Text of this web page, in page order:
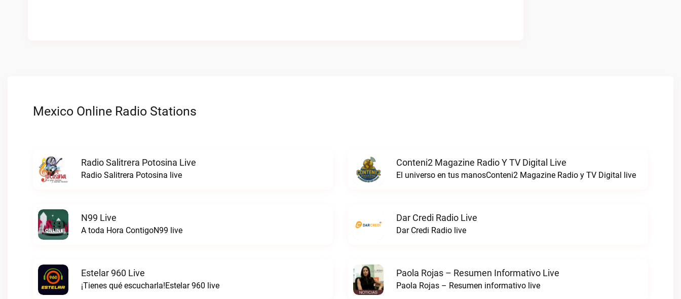
Mexico Online Radio Stations
Radio Salitrera Potosina Live
Radio Salitrera Potosina live
Conteni2 Magazine Radio Y TV Digital Live
El universo en tus manosConteni2 Magazine Radio y TV Digital live
N99 Live
A toda Hora ContigoN99 live
Dar Credi Radio Live
Dar Credi Radio live
Estelar 960 Live
¡Tienes qué escucharla!Estelar 960 live
Paola Rojas – Resumen Informativo Live
Paola Rojas – Resumen informativo live